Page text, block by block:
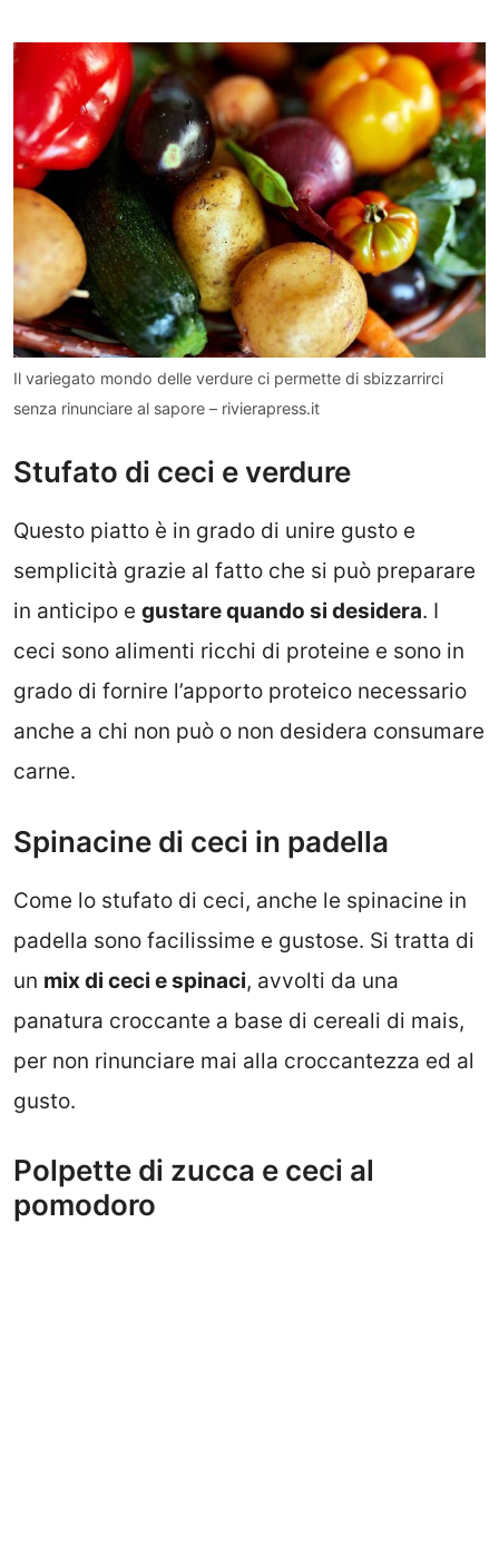
Il variegato mondo delle verdure ci permette di sbizzarrirci
senza rinunciare al sapore – rivierapress.it
Stufato di ceci e verdure
Questo piatto è in grado di unire gusto e
semplicità grazie al fatto che si può preparare
in anticipo e gustare quando si desidera. I
ceci sono alimenti ricchi di proteine e sono in
grado di fornire l’apporto proteico necessario
anche a chi non può o non desidera consumare
carne.
Spinacine di ceci in padella
Come lo stufato di ceci, anche le spinacine in
padella sono facilissime e gustose. Si tratta di
un mix di ceci e spinaci, avvolti da una
panatura croccante a base di cereali di mais,
per non rinunciare mai alla croccantezza ed al
gusto.
Polpette di zucca e ceci al
pomodoro